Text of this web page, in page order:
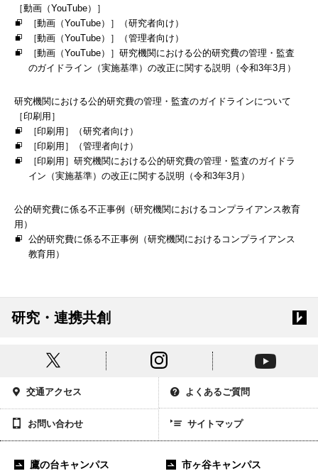
［動画（YouTube）］
［動画（YouTube）］（研究者向け）
［動画（YouTube）］（管理者向け）
［動画（YouTube）］研究機関における公的研究費の管理・監査
のガイドライン（実施基準）の改正に関する説明（令和3年3月）
研究機関における公的研究費の管理・監査のガイドラインについて
［印刷用］
［印刷用］（研究者向け）
［印刷用］（管理者向け）
［印刷用］研究機関における公的研究費の管理・監査のガイドラ
イン（実施基準）の改正に関する説明（令和3年3月）
公的研究費に係る不正事例（研究機関におけるコンプライアンス教育
用）
公的研究費に係る不正事例（研究機関におけるコンプライアンス
教育用）
研究・連携共創
交通アクセス よくあるご質問
お問い合わせ サイトマップ
鷹の台キャンパス 市ヶ谷キャンパス